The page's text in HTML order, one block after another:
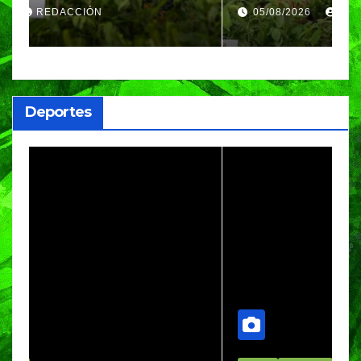
arrancará la Jornada
Nacional de Reforestación
05/08/2026 REDACCIÓN
Deportes